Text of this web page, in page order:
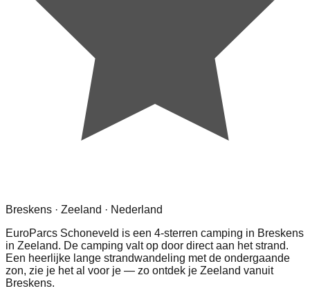
Breskens · Zeeland · Nederland
EuroParcs Schoneveld is een 4-sterren camping in Breskens
in Zeeland. De camping valt op door direct aan het strand.
Een heerlijke lange strandwandeling met de ondergaande
zon, zie je het al voor je — zo ontdek je Zeeland vanuit
Breskens.